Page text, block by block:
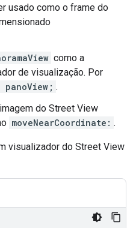
usado como o frame do
como a
de visualização. Por
.
do Street View
moveNearCoordinate: .
visualizador do Street View